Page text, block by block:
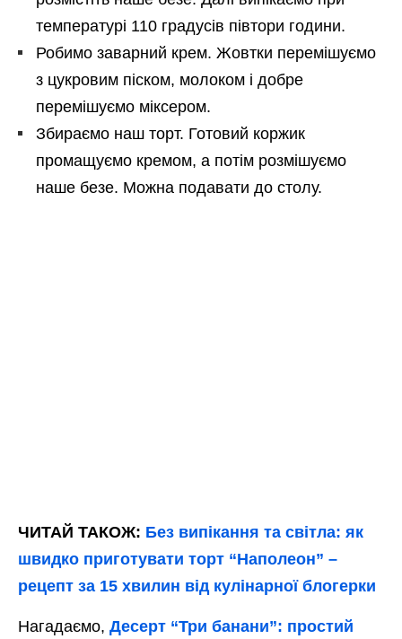
температурі 110 градусів півтори години.
Робимо заварний крем. Жовтки перемішуємо
з цукровим піском, молоком і добре
перемішуємо міксером.
Збираємо наш торт. Готовий коржик
промащуємо кремом, а потім розмішуємо
наше безе. Можна подавати до столу.
ЧИТАЙ ТАКОЖ: Без випікання та світла: як
швидко приготувати торт “Наполеон” –
рецепт за 15 хвилин від кулінарної блогерки
Нагадаємо, Десерт “Три банани”: простий